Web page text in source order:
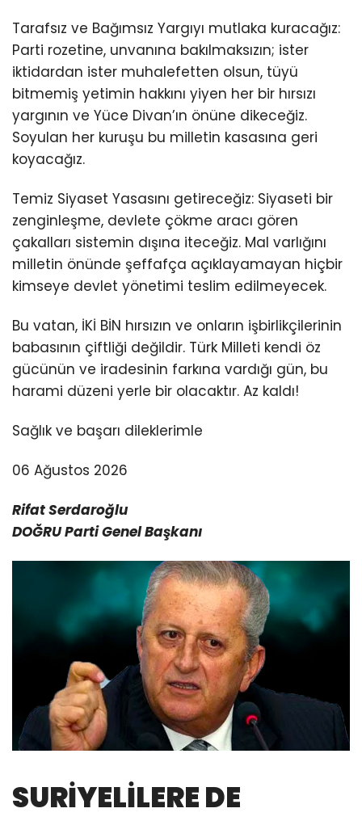
Tarafsız ve Bağımsız Yargıyı mutlaka kuracağız:
Parti rozetine, unvanına bakılmaksızın; ister
iktidardan ister muhalefetten olsun, tüyü
bitmemiş yetimin hakkını yiyen her bir hırsızı
yargının ve Yüce Divan’ın önüne dikeceğiz.
Soyulan her kuruşu bu milletin kasasına geri
koyacağız.
Temiz Siyaset Yasasını getireceğiz: Siyaseti bir
zenginleşme, devlete çökme aracı gören
çakalları sistemin dışına iteceğiz. Mal varlığını
milletin önünde şeffafça açıklayamayan hiçbir
kimseye devlet yönetimi teslim edilmeyecek.
Bu vatan, İKİ BİN hırsızın ve onların işbirlikçilerinin
babasının çiftliği değildir. Türk Milleti kendi öz
gücünün ve iradesinin farkına vardığı gün, bu
harami düzeni yerle bir olacaktır. Az kaldı!
Sağlık ve başarı dileklerimle
06 Ağustos 2026
Rifat Serdaroğlu
DOĞRU Parti Genel Başkanı
SURİYELİLERE DE